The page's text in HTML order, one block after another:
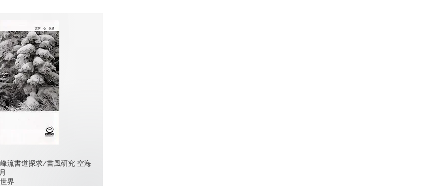
流書道探求/書風研究 空海
界